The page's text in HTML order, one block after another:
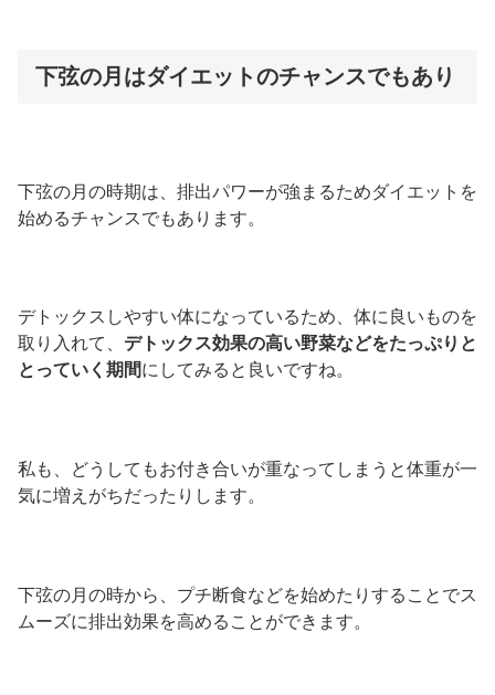
下弦の月はダイエットのチャンスでもあり
下弦の月の時期は、排出パワーが強まるためダイエットを
始めるチャンスでもあります。
デトックスしやすい体になっているため、体に良いものを
取り入れて、 デトックス効果の高い野菜などをたっぷりと
とっていく期間にしてみると良いですね。
私も、どうしてもお付き合いが重なってしまうと体重が一
気に増えがちだったりします。
下弦の月の時から、プチ断食などを始めたりすることでス
ムーズに排出効果を高めることができます。